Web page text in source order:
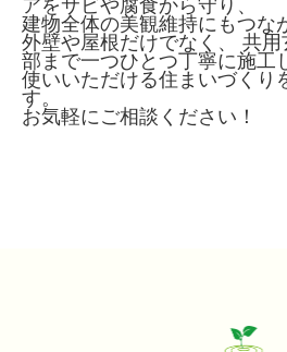
アをサビや腐食から守り、
建物全体の美観維持にもつな
外壁や屋根だけでなく、 共
部まで一つひとつ丁寧に施工
使いいただける住まいづくり
す。
お気軽にご相談ください！